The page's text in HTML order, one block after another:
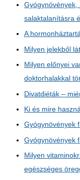
Gyógynövények,
salaktalanításra
A
Milyen jelekből
Milyen előnyei
doktorhalakkal
Divatdiéták –
Ki és mire
Gyógynövények
Gyógynövények
Milyen
egészséges